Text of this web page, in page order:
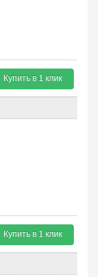
Купить в 1 клик
Купить в 1 клик